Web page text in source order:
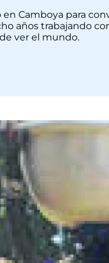
en Camboya para
años trabajando
ver el mundo.